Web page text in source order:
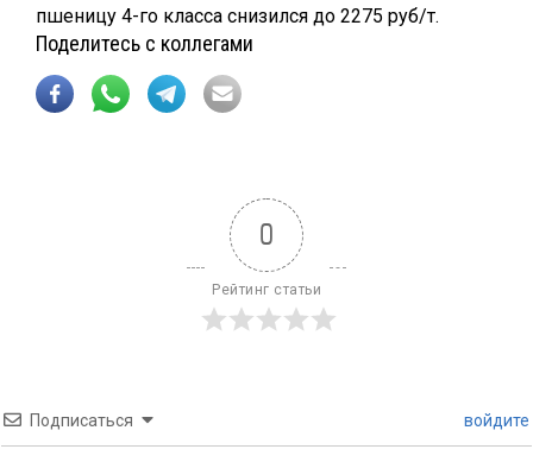
пшеницу 4-го класса снизился до 2275 руб/т.
Поделитесь с коллегами
0
Рейтинг статьи
Подписаться войдите